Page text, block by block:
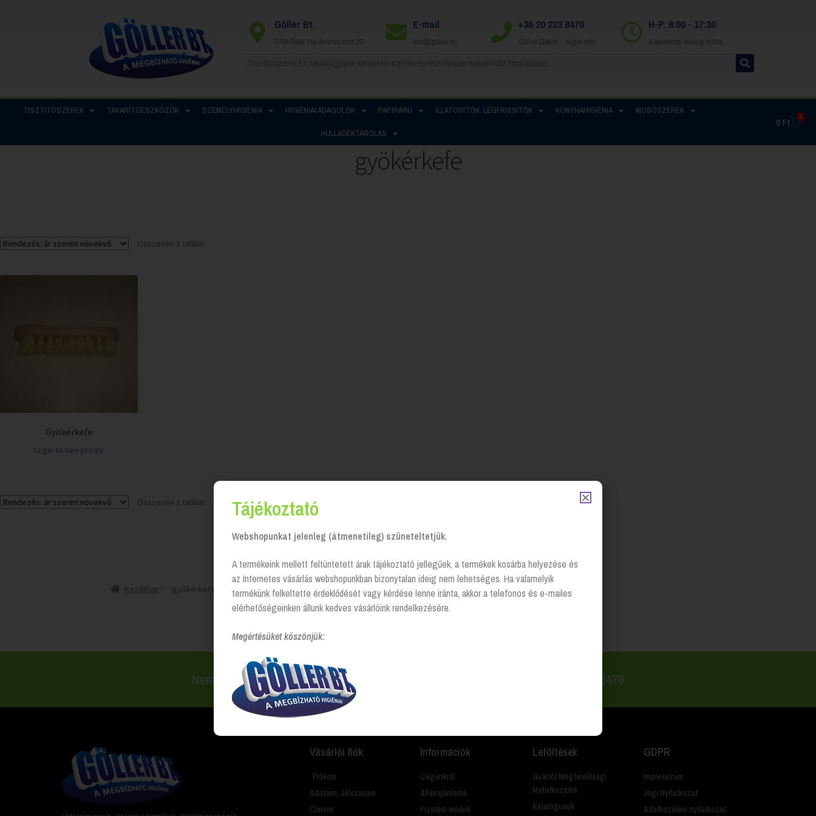
Göller Bt.
7754 Bóly, Fáy András utca 22.
E-mail
info@goller.hu
+36 20 223 8470
Göller Gábor - cégvezető
H-P: 8:00 - 17:30
A webshop mindig nyitva
TISZTÍTÓSZEREK TAKARÍTÓESZKÖZÖK SZEMÉLYHIGIÉNIA HIGIÉNIAI ADAGOLÓK PAPÍRÁRU ILLATOSÍTÓK, LÉGFRISSÍTŐK KONYHAHIGIÉNIA MOSÓSZEREK
HULLADÉKTÁROLÁS
0Ft 0
gyökérkefe
Összesen 1 találat
Gyökérkefe
Login to see prices
Összesen 1 találat
Kezdőlap “gyökérkefe” címkével rendelkező termékek
Nem találsz valamit? Hívj és segítünk Hétfőtől - péntekig 8:00 -17:00 +36 20 223 8470
Vásárlói fiók
Fiókom
Adataim, Jelszavam
Címeim
Információk
Cégünkről
Állásajánlatok
Fizetési módok
Letöltések
Gyártói Megfelelőségi
Nyilatkozatok
Katalógusok
GDPR
Impresszum
Jogi Nyilatkozat
Adatkezelési nyilatkozat
Tájékoztató
Webshopunkat jelenleg (átmenetileg) szüneteltetjük.
A termékeink mellett feltüntetett árak tájékoztató jellegűek, a termékek kosárba helyezése és
az Internetes vásárlás webshopunkban bizonytalan ideig nem lehetséges. Ha valamelyik
termékünk felkeltette érdeklődését vagy kérdése lenne iránta, akkor a telefonos és e-mailes
elérhetőségeinken állunk kedves vásárlóink rendelkezésére.
Megértésüket köszönjük: